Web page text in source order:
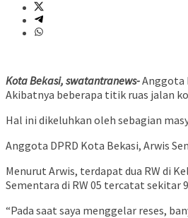
Kota Bekasi, swatantranews-Anggota
Akibatnya beberapa titik ruas jalan
Hal ini dikeluhkan oleh sebagian
Anggota DPRD Kota Bekasi, Arwis
Menurut Arwis, terdapat dua RW di
Sementara di RW 05 tercatat sekitar
“Pada saat saya menggelar reses,